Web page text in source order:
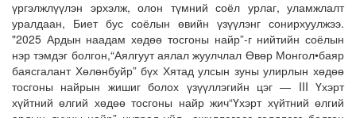
үргэлжлүүлэн эрхэлж, олон түмний соёл урлаг, уламжлалт
уралдаан, Биет бус соёлын өвийн үзүүлэнг сонирхуулжээ.
"2025 Ардын наадам хөдөө тосгоны найр”-г нийтийн соёлын
нэр тэмдэг болгон,“Аялгуут аялал жуулчлал Өвөр Монгол•баяр
баясгалант Хөлөнбуйр” бүх Хятад улсын зуны улирлын хөдөө
тосгоны найрын жишиг болох үзүүллэгийн цэг — III Үхэрт
хүйтний өлгий хөдөө тосгоны найр жич“Үхэрт хүйтний өлгий